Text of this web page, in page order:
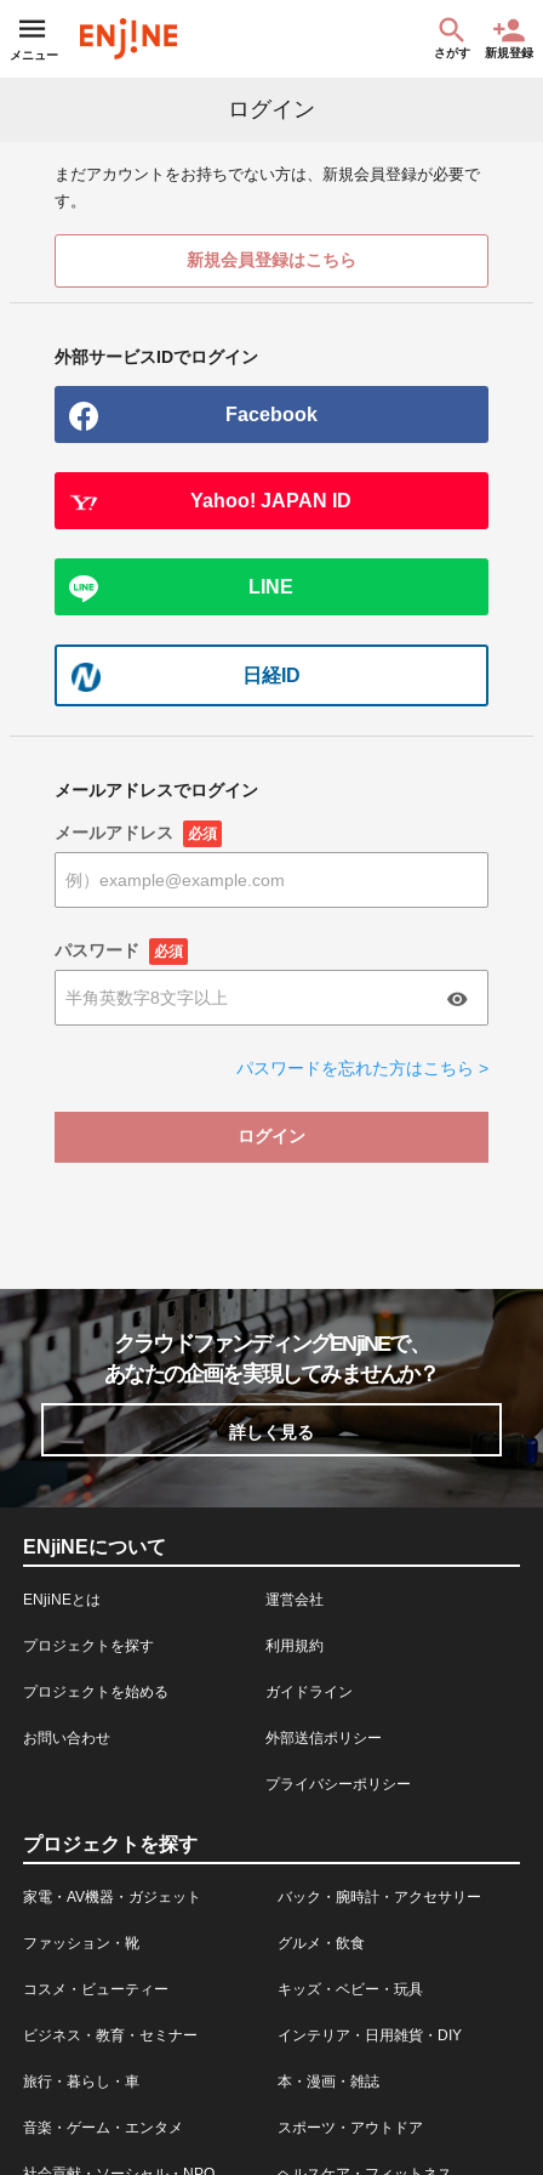
メニュー さがす 新規登録
ログイン
まだアカウントをお持ちでない方は、新規会員登録が必要で
す。
新規会員登録はこちら
外部サービスIDでログイン
Facebook
Yahoo! JAPAN ID
LINE
日経ID
メールアドレスでログイン
メールアドレス 必須
パスワード 必須
パスワードを忘れた方はこちら >
ログイン
クラウドファンディングENjiNEで、
あなたの企画を実現してみませんか？
詳しく見る
ENjiNEについて
ENjiNEとは
プロジェクトを探す
プロジェクトを始める
お問い合わせ
運営会社
利用規約
ガイドライン
外部送信ポリシー
プライバシーポリシー
プロジェクトを探す
家電・AV機器・ガジェット バック・腕時計・アクセサリー
ファッション・靴 グルメ・飲食
コスメ・ビューティー キッズ・ベビー・玩具
ビジネス・教育・セミナー インテリア・日用雑貨・DIY
旅行・暮らし・車 本・漫画・雑誌
音楽・ゲーム・エンタメ スポーツ・アウトドア